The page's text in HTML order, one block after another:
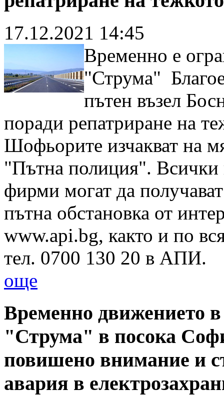
17.12.2021 14:45
Временно е
"Струма"
пътен възел
поради репатриране на
Шофьорите изчакват на
"Пътна полиция". Всички
фирми могат да
пътна обстановка от
www.api.bg, както и по
тел. 0700 130 20 в АПИ.
още
Временно движението
"Струма" в посока
повишено внимание и
авария в